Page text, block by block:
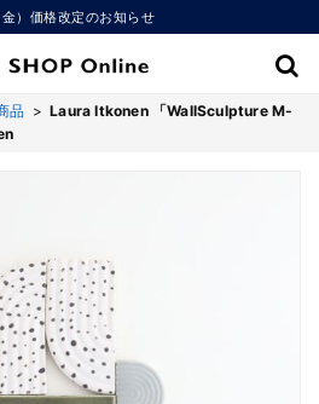
）価格改定のお知らせ
品 >Laura Itkonen 「WallSculpture M-